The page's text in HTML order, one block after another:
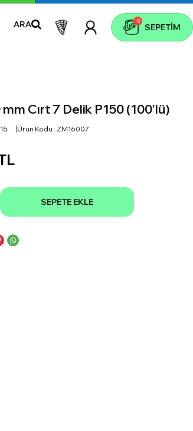
ARA SEPETIM
0
Cırt 7 Delik P150 (100'lü)
Ürün Kodu : ZM16007
SEPETE EKLE